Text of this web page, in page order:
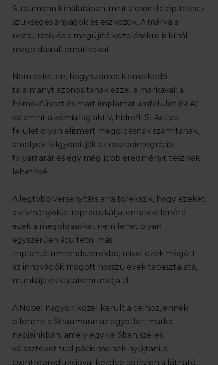
Straumann kínálatában, mint a csontfelépítéshez
szükséges anyagok és eszközök. A márka a
restauratív és a megújító kezelésekre is kínál
megoldási alternatívákat.
Nem véletlen, hogy számos kiemelkedő
találmányt azonosítanak ezzel a márkával: a
homokfúvott és mart implantátumfelület (SLA)
valamint a kémiailag aktív, hidrofil SLActive-
felület olyan elismert megoldásnak számítanak,
amelyek felgyorsítják az osszeointegráció
folyamatát és egy még jobb eredményt tesznek
lehetővé.
A legtöbb versenytárs arra törekszik, hogy ezeket
a vívmányokat reprodukálja, ennek ellenére
ezek a megoldásokat nem lehet olyan
egyszerűen átültetni más
implantátumrendszerekbe, mivel ezek mögött
az innovációk mögött hosszú évek tapasztalata,
munkája és kutatómunkája áll.
A Nobel nagyon közel került a célhoz, ennek
ellenére a Straumann az egyetlen márka
napjainkban, amely egy valóban széles
választékot tud pácienseinek nyújtani, a
csontreprodukcióval kezdve egészen a látható